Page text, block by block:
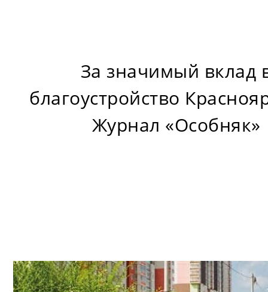
За значимый вклад
благоустройство
Журнал «Особняк»